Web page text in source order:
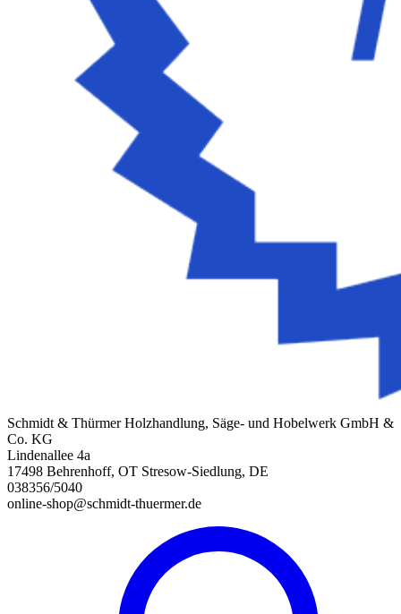
Schmidt & Thürmer Holzhandlung, Säge- und Hobelwerk GmbH &
Co. KG
Lindenallee 4a
17498 Behrenhoff, OT Stresow-Siedlung, DE
038356/5040
online-shop@schmidt-thuermer.de